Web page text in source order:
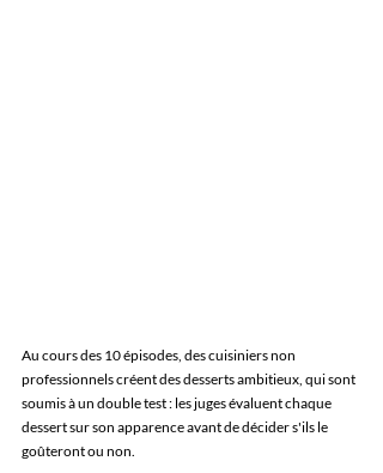
Au cours des 10 épisodes, des cuisiniers non
professionnels créent des desserts ambitieux, qui sont
soumis à un double test : les juges évaluent chaque
dessert sur son apparence avant de décider s'ils le
goûteront ou non.